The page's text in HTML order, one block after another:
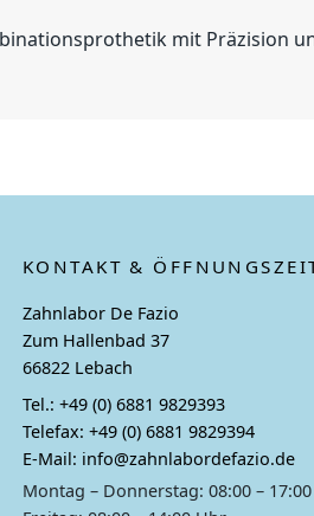
mit Präzision
KONTAKT &
Zahnlabor De Fazio
Zum Hallenbad 37
66822 Lebach
Tel.: +49 (0) 6881 9829393
Telefax: +49 (0) 6881 9829394
E-Mail: info@zahnlabordefazio.de
Montag – Donnerstag: 08:00 –